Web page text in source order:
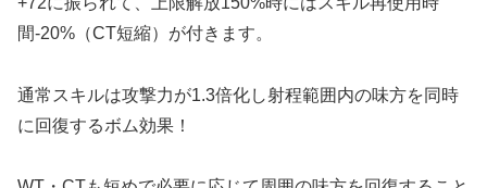
間-20%（CT短縮）が付きます。
通常スキルは攻撃力が1.3倍化し射程範囲内の味方を同時
に回復するボム効果！